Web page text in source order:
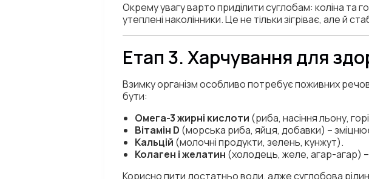
Окрему увагу варто приділити суглобам: коліна
утеплені наколінники. Це не тільки зігріває, але й
Етап 3. Харчування для
Взимку організм особливо потребує поживних
бути:
Омега-3 жирні кислоти (риба, насіння льону,
Вітамін D (морська риба, яйця, добавки) –
Кальцій (молочні продукти, зелень, кунжут).
Колаген і желатин (холодець, желе, агар-агар)
Корисно пити достатньо води, адже суглобова